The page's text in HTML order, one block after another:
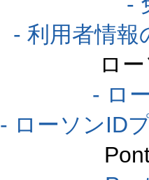
- 利用者情報
ロ
- ロ
- ローソンID